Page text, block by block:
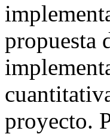
propuesta
proyecto.